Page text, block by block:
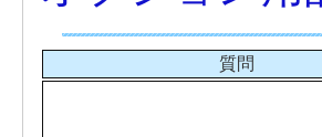
質問